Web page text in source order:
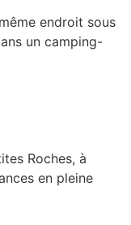
endroit sous
un camping-
Roches, à
en pleine